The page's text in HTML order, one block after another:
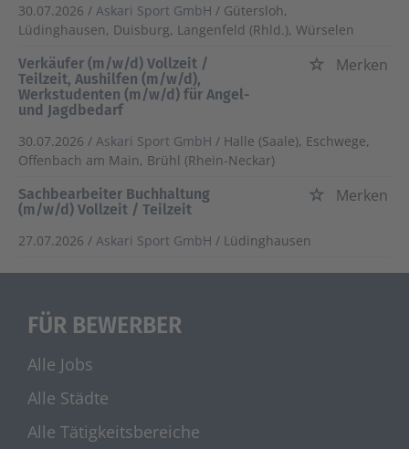
30.07.2026 / Askari Sport GmbH / Gütersloh,
Lüdinghausen, Duisburg, Langenfeld (Rhld.), Würselen
Verkäufer (m/w/d) Vollzeit /
Teilzeit, Aushilfen (m/w/d),
Werkstudenten (m/w/d) für Angel-
und Jagdbedarf
Merken
30.07.2026 / Askari Sport GmbH / Halle (Saale), Eschwege,
Offenbach am Main, Brühl (Rhein-Neckar)
Sachbearbeiter Buchhaltung
(m/w/d) Vollzeit / Teilzeit
Merken
27.07.2026 / Askari Sport GmbH / Lüdinghausen
FÜR BEWERBER
Alle Jobs
Alle Städte
Alle Tätigkeitsbereiche